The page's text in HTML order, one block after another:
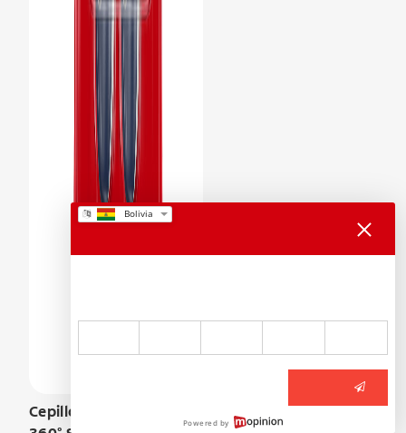
Cepillo Dental Colgate
Powered by